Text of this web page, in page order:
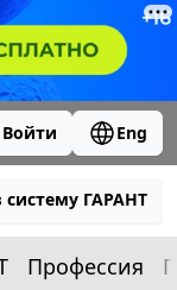
Войти Eng
систему ГАРАНТ
Профессия